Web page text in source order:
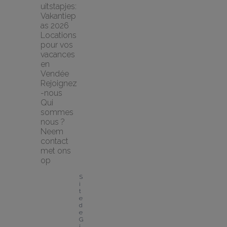
uitstapjes:
Vakantiep
as 2026
Locations
pour vos
vacances
en
Vendée
Rejoignez
-nous
Qui
sommes
nous ?
Neem
contact
met ons
op
S
i
t
e
d
e
G